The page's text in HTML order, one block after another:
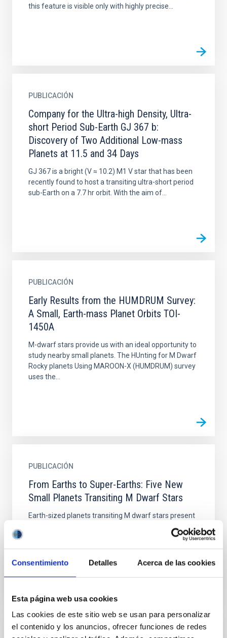
Consentimiento Detalles Acerca de las cookies
Esta página web usa cookies
Las cookies de este sitio web se usan para personalizar
el contenido y los anuncios, ofrecer funciones de redes
this feature is visible only with highly precise...
PUBLICACIÓN
Company for the Ultra-high Density, Ultra-
short Period Sub-Earth GJ 367 b:
Discovery of Two Additional Low-mass
Planets at 11.5 and 34 Days
GJ 367 is a bright (V ≈ 10.2) M1 V star that has been
recently found to host a transiting ultra-short period
sub-Earth on a 7.7 hr orbit. With the aim of...
PUBLICACIÓN
Early Results from the HUMDRUM Survey:
A Small, Earth-mass Planet Orbits TOI-
1450A
M-dwarf stars provide us with an ideal opportunity to
study nearby small planets. The HUnting for M Dwarf
Rocky planets Using MAROON-X (HUMDRUM) survey
uses the...
PUBLICACIÓN
From Earths to Super-Earths: Five New
Small Planets Transiting M Dwarf Stars
Earth-sized planets transiting M dwarf stars present
one of the best opportunities with current facilities
for studying the atmospheric and bulk compositions
of...